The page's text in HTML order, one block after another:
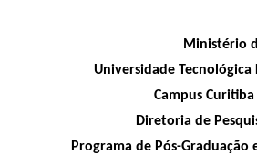
Ministério
Universidade Tecnológica
Campus
Diretoria de
Programa de Pós-Graduação